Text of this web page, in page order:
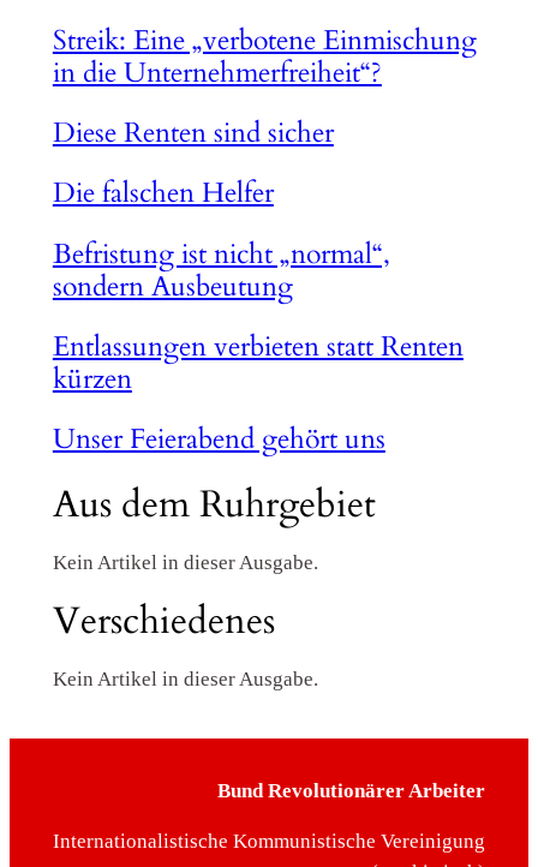
Streik: Eine „verbotene Einmischung
in die Unternehmerfreiheit“?
Diese Renten sind sicher
Die falschen Helfer
Befristung ist nicht „normal“,
sondern Ausbeutung
Entlassungen verbieten statt Renten
kürzen
Unser Feierabend gehört uns
Aus dem Ruhrgebiet
Kein Artikel in dieser Ausgabe.
Verschiedenes
Kein Artikel in dieser Ausgabe.
Bund Revolutionärer Arbeiter
Internationalistische Kommunistische Vereinigung